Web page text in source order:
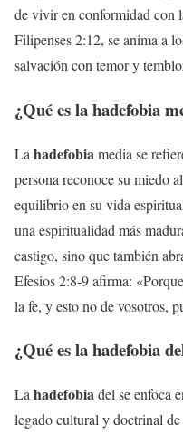
de vivir en conformidad con
Filipenses 2:12, se anima a
salvación con temor y
¿Qué es lahadefobia
La hadefobiamedia se
persona reconoce su miedo
equilibrio en su vida
una espiritualidad más
castigo, sino que también
Efesios 2:8-9 afirma:
la fe, y esto no de vosotros,
¿Qué es lahadefobia
La hadefobiadel se enfoca
legado cultural y doctrinal